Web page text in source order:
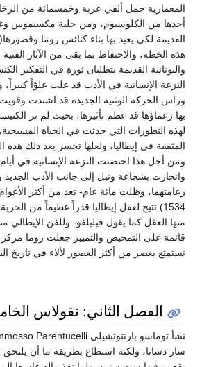
المعمارية حمل ألفي عربة وخمسمائة من
أخذها من الكلوسيوم، ومن حلبة مكسيموس
هذه الخطة، والاحتفاظ بما بقى من الآثار الفنية
واليونانية القديمة يتطلبان ثورة في التفكير
النزعة الإنسانية في الأدب قد علت علوّاً كبيراً،
وراس الحركة الوثنية الجديدة قد اشتدت
بها زعماؤها قد عظم تأثيرها، بحيث لم تر
لهذه التطورات التي حدثت في الحياة
المثقفة في إيطاليا، ولعلها تخسر بعد ذلك هذه
ومن أجل هذا احتضنت النزعة الإنسانية في
وانحازت بشجاعة ونبل إلى جانب الأدب الجديد
1534) تتيح لعقل إيطاليا قدراً عظيماً من
منها العقل كما يقول فيليلفو- وللفن الإيطالي
قائمة على التمحيص والتمييز جعلت روما مركز
تستمتع بعصر من أكثر العصور لألاء في تاريخ
الفصل الثاني: نقولاس الخامس
سار دسانا، ولكنه استطاع بطريقة ما أن يلتحق